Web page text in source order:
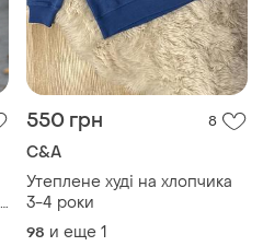
550 грн 8
C&A
Утеплене худі на хлопчика
3-4 роки
98 и еще 1